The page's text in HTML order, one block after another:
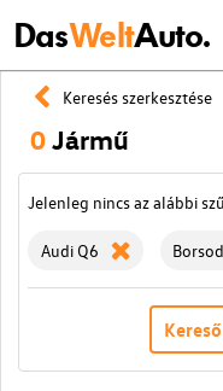
DasWeltAuto.
Keresés szerkesztése
0Jármű
Jelenleg nincs az alábbi
Audi Q6